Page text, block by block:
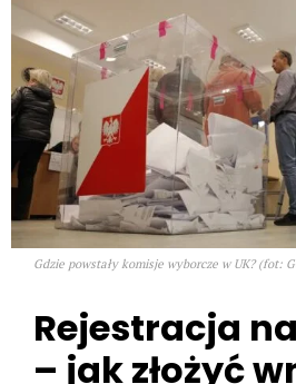
Gdzie powstały komisje wyborcze w UK? (fot:
Rejestracja
– jak złożyć